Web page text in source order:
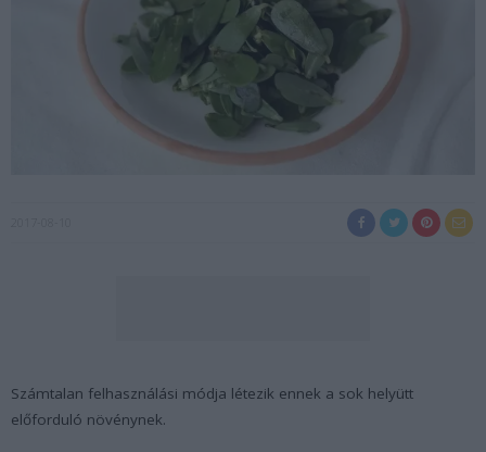
Számtalan felhasználási módja létezik ennek a sok helyütt
előforduló növénynek.